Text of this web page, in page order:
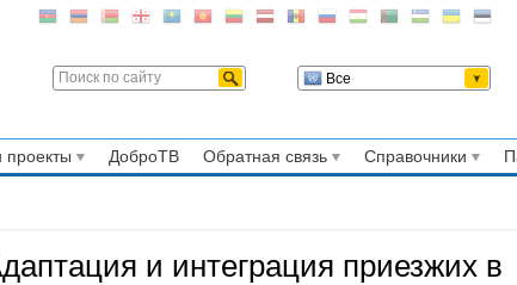
Все
ДоброТВ Обратная связь Справочники
и интеграция приезжих в